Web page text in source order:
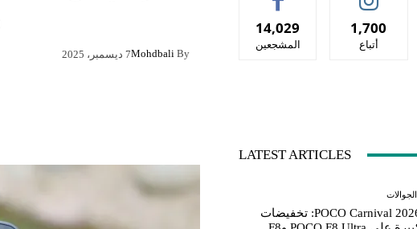
By
Mohdbali7 ديسمبر، 2025
14,029
المشجعين
1,700
أتباع
LATEST ARTICLES
الجوالات
POCO Carnival 2026: تخفيضات